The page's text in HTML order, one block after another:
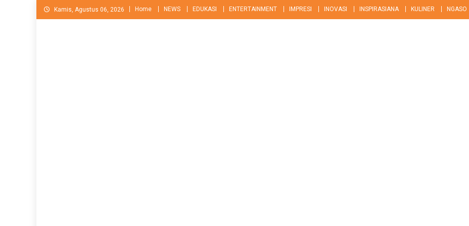
Skip
to
Kamis, Agustus 06, 2026 Home NEWS EDUKASI ENTERTAINMENT IMPRESI INOVASI INSPIRASIANA KULINER NGASO